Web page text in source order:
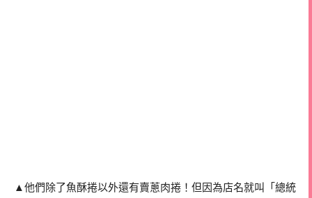
▲他們除了魚酥捲以外還有賣蔥肉捲！但因為店名就叫「總統